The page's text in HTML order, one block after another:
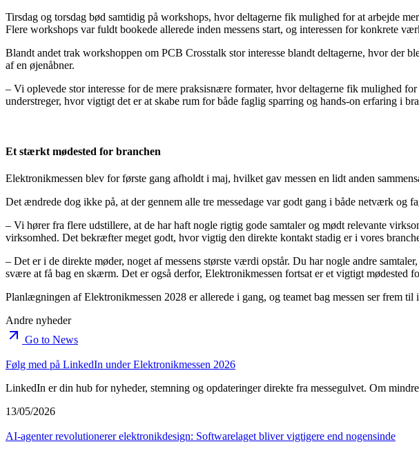
Tirsdag og torsdag bød samtidig på workshops, hvor deltagerne fik mulighed for at arbejde
Flere workshops var fuldt bookede allerede inden messens start, og interessen for konkrete
Blandt andet trak workshoppen om PCB Crosstalk stor interesse blandt deltagerne, hvor der
af en øjenåbner.
– Vi oplevede stor interesse for de mere praksisnære formater, hvor deltagerne fik mulighed
understreger, hvor vigtigt det er at skabe rum for både faglig sparring og hands-on erfaring i
Et stærkt mødested for branchen
Elektronikmessen blev for første gang afholdt i maj, hvilket gav messen en lidt anden
Det ændrede dog ikke på, at der gennem alle tre messedage var godt gang i både netværk og
– Vi hører fra flere udstillere, at de har haft nogle rigtig gode samtaler og mødt relevante
virksomhed. Det bekræfter meget godt, hvor vigtig den direkte kontakt stadig er i vores
– Det er i de direkte møder, noget af messens største værdi opstår. Du har nogle andre
svære at få bag en skærm. Det er også derfor, Elektronikmessen fortsat er et vigtigt mødested
Planlægningen af Elektronikmessen 2028 er allerede i gang, og teamet bag messen ser frem til
Andre nyheder
Go to News
Følg med på LinkedIn under Elektronikmessen 2026
LinkedIn er din hub for nyheder, stemning og opdateringer direkte fra messegulvet. Om
13/05/2026
AI-agenter revolutionerer elektronikdesign: Softwarelaget bliver vigtigere end nogensinde